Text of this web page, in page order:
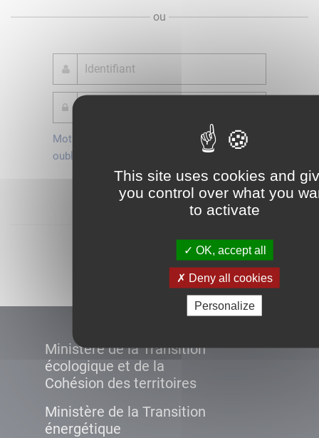
This site uses cookies and
you control over what you
to activate
OK, accept all
Deny all cookies
Personalize
ou
Mot de passe
oublié ?
Je crée mon
compte
Connexion
Ministère de la Transition
écologique et de la
Cohésion des territoires
Ministère de la Transition
énergétique